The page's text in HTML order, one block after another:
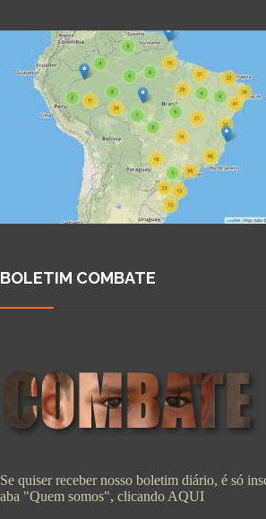
BOLETIM COMBATE
Se quiser receber nosso boletim diário, é só
aba "Quem somos", clicando AQUI